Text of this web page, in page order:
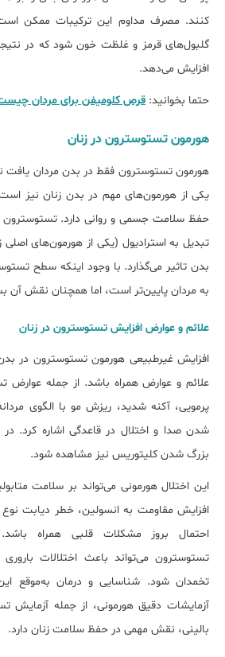
کنند. مصرف مداوم این ترکیبات ممکن
گلبول‌های قرمز و غلظت خون شود که در
افزایش می‌دهد.
حتما بخوانید: قرص کلومیفن برای مردان
هورمون تستوسترون در زنان
هورمون تستوسترون فقط در بدن مردان یافت
یکی از هورمون‌های مهم در بدن زنان نیز
حفظ سلامت جسمی و روانی دارد. تستوسترون
تبدیل به استرادیول (یکی از هورمون‌های اصلی
بدن تاثیر می‌گذارد. با وجود اینکه سطح
به مردان پایین‌تر است، اما همچنان نقش آن
علائم و عوارض افزایش تستوسترون در زنان
افزایش غیرطبیعی هورمون تستوسترون در بدن
علائم و عوارض همراه باشد. از جمله عوارض
پرمویی، آکنه شدید، ریزش مو با الگوی
شدن صدا و اختلال در قاعدگی اشاره کرد.
بزرگ شدن کلیتوریس نیز مشاهده شود.
این اختلال هورمونی می‌تواند بر سلامت
احتمال بروز مشکلات قلبی همراه
تستوسترون می‌تواند باعث اختلالات
تخمدان شود. شناسایی و درمان به‌موقع این
آزمایشات دقیق هورمونی، از جمله آزمایش
بالینی، نقش مهمی در حفظ سلامت زنان دارد.